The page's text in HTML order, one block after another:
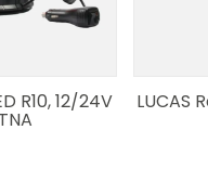
R10, 12/24V LUCAS